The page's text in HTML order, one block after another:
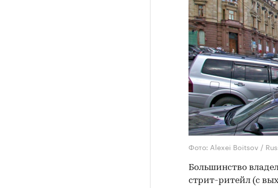
Фото: Alexei Boitsov /
Большинство
стрит-ритейл (с